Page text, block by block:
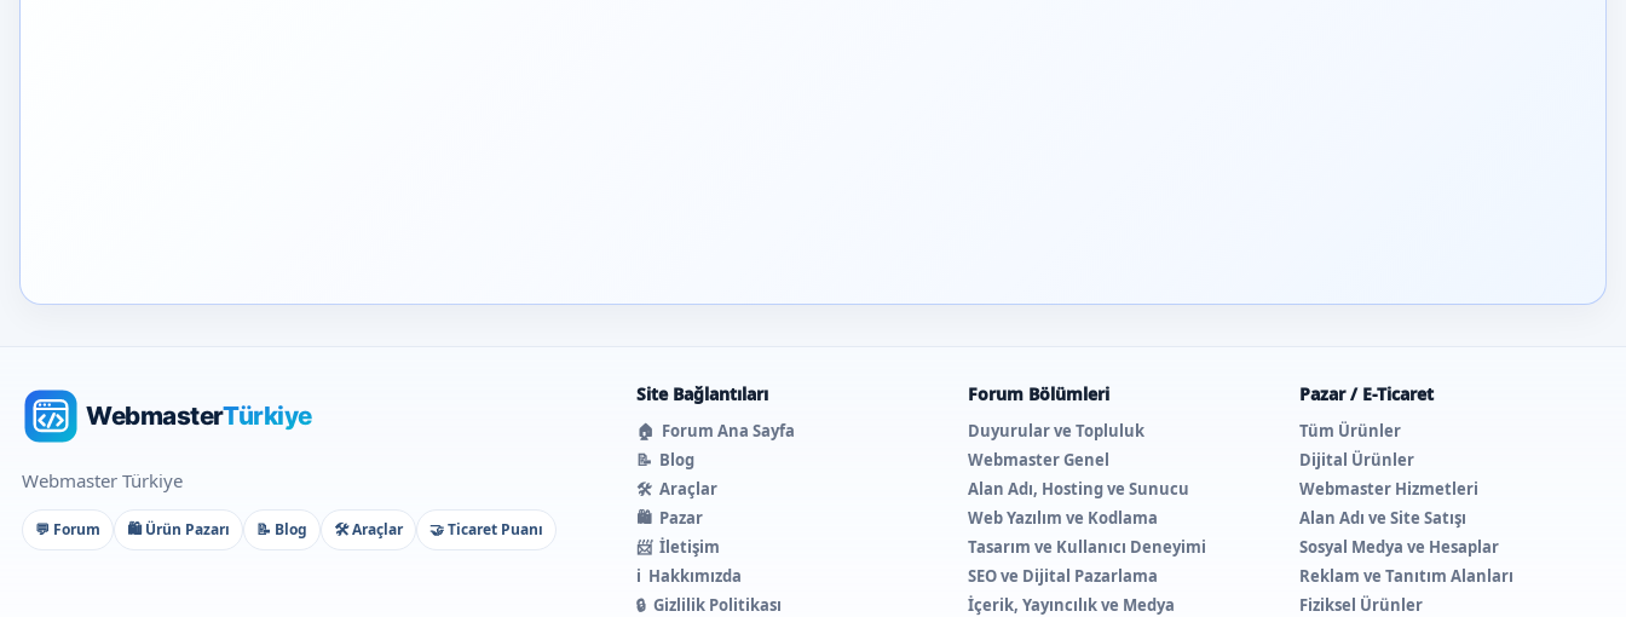
Webmaster Türkiye
💬 Forum 🛍️ Ürün Pazarı 📝 Blog 🛠️ Araçlar 🤝 Ticaret Puanı
Site Bağlantıları
🏠 Forum Ana Sayfa
📝 Blog
🛠️ Araçlar
🛍️ Pazar
📨 İletişim
ℹ️ Hakkımızda
🔒 Gizlilik Politikası
Forum Bölümleri
Duyurular ve Topluluk
Webmaster Genel
Alan Adı, Hosting ve Sunucu
Web Yazılım ve Kodlama
Tasarım ve Kullanıcı Deneyimi
SEO ve Dijital Pazarlama
İçerik, Yayıncılık ve Medya
Pazar / E-Ticaret
Tüm Ürünler
Dijital Ürünler
Webmaster Hizmetleri
Alan Adı ve Site Satışı
Sosyal Medya ve Hesaplar
Reklam ve Tanıtım Alanları
Fiziksel Ürünler